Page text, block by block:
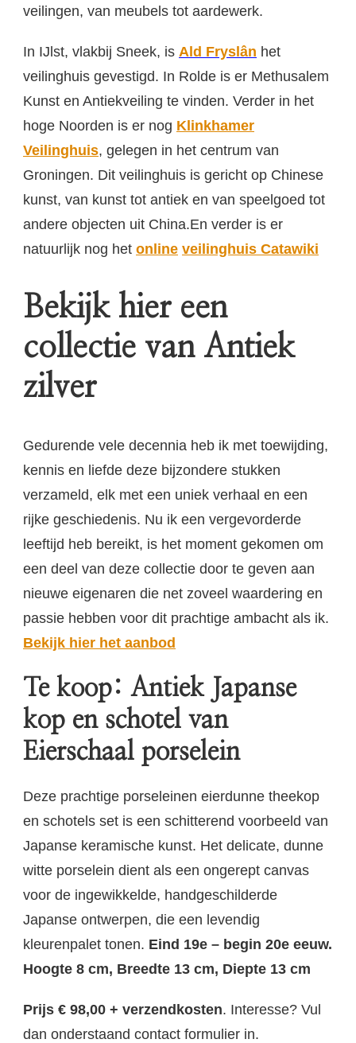
veilingen, van meubels tot aardewerk.
In IJlst, vlakbij Sneek, is Ald Fryslân het
veilinghuis gevestigd. In Rolde is er Methusalem
Kunst en Antiekveiling te vinden. Verder in het
hoge Noorden is er nog Klinkhamer
Veilinghuis, gelegen in het centrum van
Groningen. Dit veilinghuis is gericht op Chinese
kunst, van kunst tot antiek en van speelgoed tot
andere objecten uit China.En verder is er
natuurlijk nog het online veilinghuis Catawiki
Bekijk hier een
collectie van Antiek
zilver
Gedurende vele decennia heb ik met toewijding,
kennis en liefde deze bijzondere stukken
verzameld, elk met een uniek verhaal en een
rijke geschiedenis. Nu ik een vergevorderde
leeftijd heb bereikt, is het moment gekomen om
een deel van deze collectie door te geven aan
nieuwe eigenaren die net zoveel waardering en
passie hebben voor dit prachtige ambacht als ik.
Bekijk hier het aanbod
Te koop: Antiek Japanse
kop en schotel van
Eierschaal porselein
Deze prachtige porseleinen eierdunne theekop
en schotels set is een schitterend voorbeeld van
Japanse keramische kunst. Het delicate, dunne
witte porselein dient als een ongerept canvas
voor de ingewikkelde, handgeschilderde
Japanse ontwerpen, die een levendig
kleurenpalet tonen. Eind 19e – begin 20e eeuw.
Hoogte 8 cm, Breedte 13 cm, Diepte 13 cm
Prijs € 98,00 + verzendkosten. Interesse? Vul
dan onderstaand contact formulier in.